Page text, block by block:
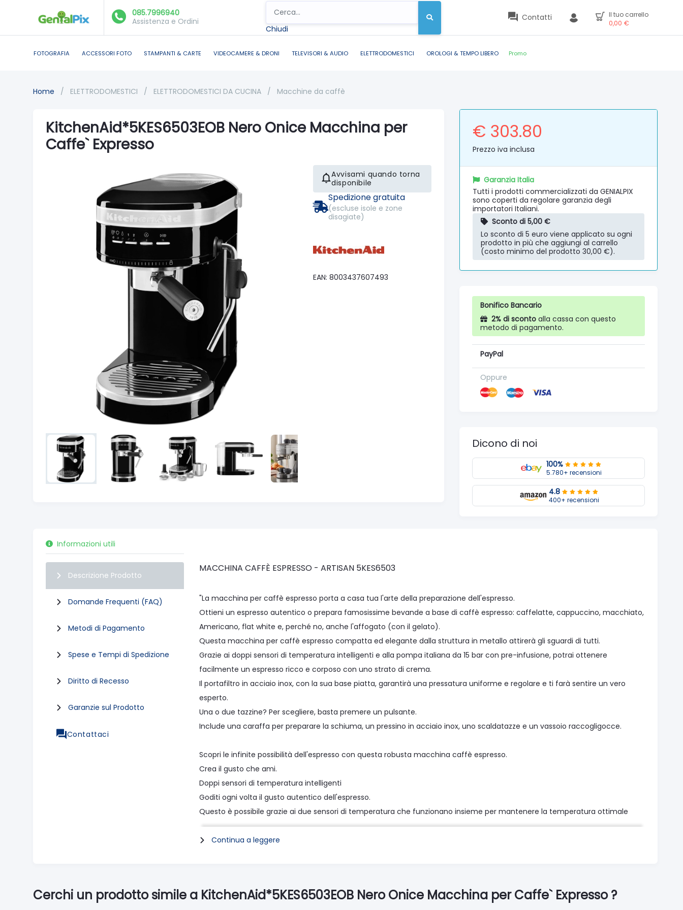
085.7996940
Assistenza e Ordini
Chiudi
Contatti
Il tuo carrello
0,00 €
FOTOGRAFIA ACCESSORI FOTO STAMPANTI & CARTE VIDEOCAMERE & DRONI TELEVISORI & AUDIO ELETTRODOMESTICI OROLOGI & TEMPO LIBERO Promo
Home / ELETTRODOMESTICI / ELETTRODOMESTICI DA CUCINA / Macchine da caffè
KitchenAid*5KES6503EOB Nero Onice Macchina per
Caffe` Expresso
Avvisami quando torna
disponibile
Spedizione gratuita
(escluse isole e zone
disagiate)
EAN: 8003437607493
€ 303.80
Prezzo iva inclusa
Garanzia Italia
Tutti i prodotti commercializzati da GENIALPIX
sono coperti da regolare garanzia degli
importatori Italiani.
Sconto di 5,00 €
Lo sconto di 5 euro viene applicato su ogni
prodotto in più che aggiungi al carrello
(costo minimo del prodotto 30,00 €).
Bonifico Bancario
2% di sconto alla cassa con questo
metodo di pagamento.
PayPal
Oppure
Dicono di noi
100%
5.780+ recensioni
4.8
400+ recensioni
Informazioni utili
Descrizione Prodotto
Domande Frequenti (FAQ)
Metodi di Pagamento
Spese e Tempi di Spedizione
Diritto di Recesso
Garanzie sul Prodotto
Contattaci
MACCHINA CAFFÈ ESPRESSO - ARTISAN 5KES6503
"La macchina per caffè espresso porta a casa tua l'arte della preparazione dell'espresso.
Ottieni un espresso autentico o prepara famosissime bevande a base di caffè espresso: caffelatte, cappuccino, macchiato,
Americano, flat white e, perché no, anche l'affogato (con il gelato).
Questa macchina per caffè espresso compatta ed elegante dalla struttura in metallo attirerà gli sguardi di tutti.
Grazie ai doppi sensori di temperatura intelligenti e alla pompa italiana da 15 bar con pre-infusione, potrai ottenere
facilmente un espresso ricco e corposo con uno strato di crema.
Il portafiltro in acciaio inox, con la sua base piatta, garantirà una pressatura uniforme e regolare e ti farà sentire un vero
esperto.
Una o due tazzine? Per scegliere, basta premere un pulsante.
Include una caraffa per preparare la schiuma, un pressino in acciaio inox, uno scaldatazze e un vassoio raccogligocce.
Scopri le infinite possibilità dell'espresso con questa robusta macchina caffè espresso.
Crea il gusto che ami.
Doppi sensori di temperatura intelligenti
Goditi ogni volta il gusto autentico dell'espresso.
Questo è possibile grazie ai due sensori di temperatura che funzionano insieme per mantenere la temperatura ottimale
durante tutto il processo di estrazione.
Il diametro di 58 mm consente di mantenere una temperatura ottimale.
Continua a leggere
Cerchi un prodotto simile a KitchenAid*5KES6503EOB Nero Onice Macchina per Caffe` Expresso ?